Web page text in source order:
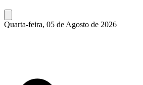
Quarta-feira, 05 de Agosto de 2026